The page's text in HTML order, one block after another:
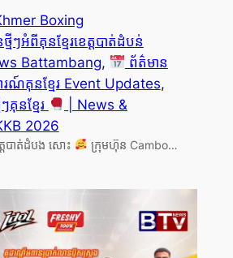
Boxing
មីៗអំពីគុនខ្មែរខេត្តបាត់ដំបន់
Battambang,
ព័ត៌មាន
ារណ៍គុនខ្មែរ Event Updates
គុនខ្មែរ
| News &
2026
តបាត់ដំបង សោះ ក្រុមហ៊ុន Cambo…